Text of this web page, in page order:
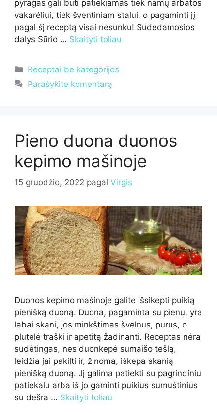
pyragas gali būti patiekiamas tiek namų arbatos
vakarėliui, tiek šventiniam stalui, o pagaminti jį
pagal šį receptą visai nesunku! Sudedamosios
dalys Sūrio … Skaityti toliau
Kategorijos
Receptai be kategorijos
Parašykite komentarą
Pieno duona duonos
kepimo mašinoje
15 gruodžio, 2022 pagal Virgis
Duonos kepimo mašinoje galite išsikepti puikią
pienišką duoną. Duona, pagaminta su pienu, yra
labai skani, jos minkštimas švelnus, purus, o
plutelė traški ir apetitą žadinanti. Receptas nėra
sudėtingas, nes duonkepė sumaišo tešlą,
leidžia jai pakilti ir, žinoma, iškepa skanią
pienišką duoną. Jį galima patiekti su pagrindiniu
patiekalu arba iš jo gaminti puikius sumuštinius
su dešra … Skaityti toliau